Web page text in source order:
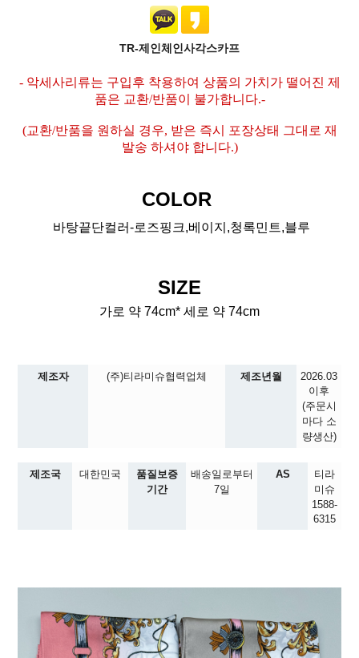
TR-제인체인사각스카프
- 악세사리류는 구입후 착용하여 상품의 가치가 떨어진 제
품은 교환/반품이 불가합니다.-
(교환/반품을 원하실 경우, 받은 즉시 포장상태 그대로 재
발송 하셔야 합니다.)
COLOR
바탕끝단컬러-로즈핑크,베이지,청록민트,블루
SIZE
가로 약 74cm* 세로 약 74cm
제조자 (주)티라미슈협력업체 제조년월
2026.03
이후
(주문시
마다 소
량생산)
제조국 대한민국
품질보증
기간
배송일로부터
7일
AS
티라
미슈
1588-
6315